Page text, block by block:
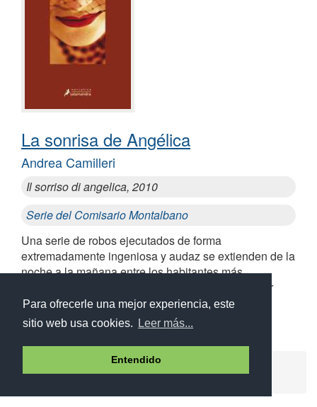
Para ofrecerle una mejor experiencia, este
sitio web usa cookies.
Leer más...
Entendido
La sonrisa de Angélica
Andrea Camilleri
Il sorriso di angelica, 2010
Serie del Comisario Montalbano
Una serie de robos ejecutados de forma
extremadamente ingeniosa y audaz se extienden de la
noche a la mañana entre los habitantes más
adinerados de Vigata. Un reto para el investigador
más famoso... ¿Logrará resolver el caso?
Aviso legal